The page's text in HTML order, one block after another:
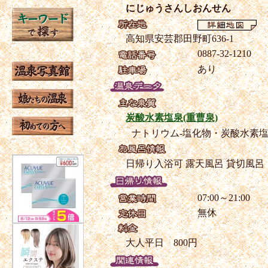
にじゅうさんしおんせん
高知県安芸郡田野町636-1
0887-32-1210
あり
炭酸水素塩泉(重曹泉)
ナトリウム-塩化物・炭酸水素
日帰り入浴可露天風呂貸切風呂
07:00～21:00
無休
大人平日 800円